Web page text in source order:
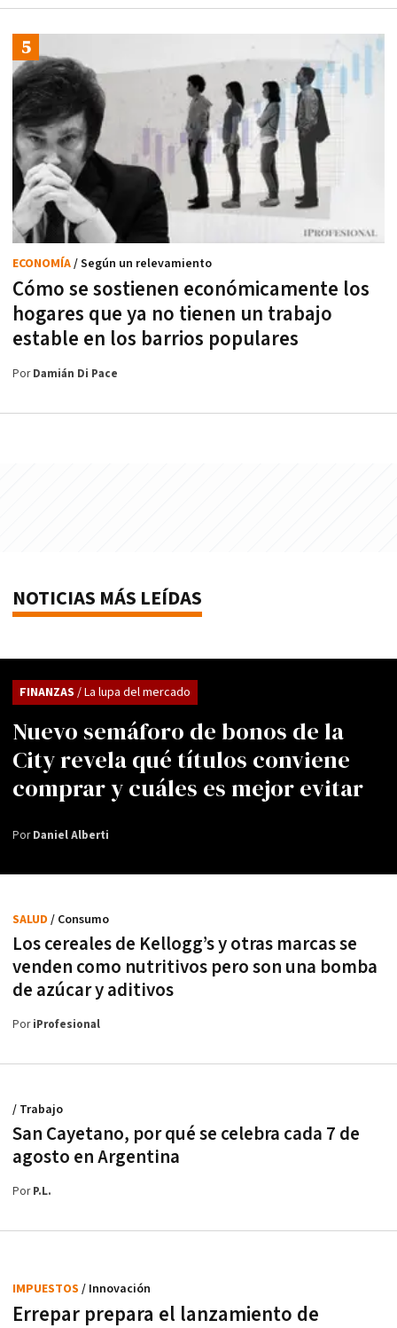
Cómo se sostienen económicamente los
hogares que ya no tienen un trabajo
estable en los barrios populares
ECONOMÍA/ Según un relevamiento
PorDamián Di Pace
NOTICIAS MÁS LEÍDAS
Nuevo semáforo de bonos de la
City revela qué títulos conviene
comprar y cuáles es mejor evitar
FINANZAS / La lupa del mercado
PorDaniel Alberti
Los cereales de Kellogg’s y otras marcas se
venden como nutritivos pero son una bomba
de azúcar y aditivos
SALUD / Consumo
PoriProfesional
San Cayetano, por qué se celebra cada 7 de
agosto en Argentina
/ Trabajo
PorP.L.
Errepar prepara el lanzamiento de
IMPUESTOS / Innovación